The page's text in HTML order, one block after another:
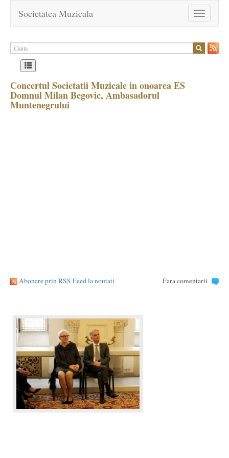
Toggle
navigation
Societatea Muzicala
Concertul Societatii Muzicale in onoarea ES
Domnul Milan Begovic, Ambasadorul
Muntenegrului
Abonare prin RSS Feed la noutati Fara comentarii